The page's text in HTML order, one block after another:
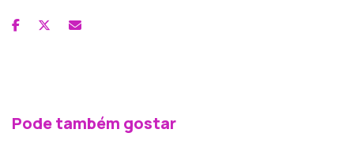
Pode também gostar